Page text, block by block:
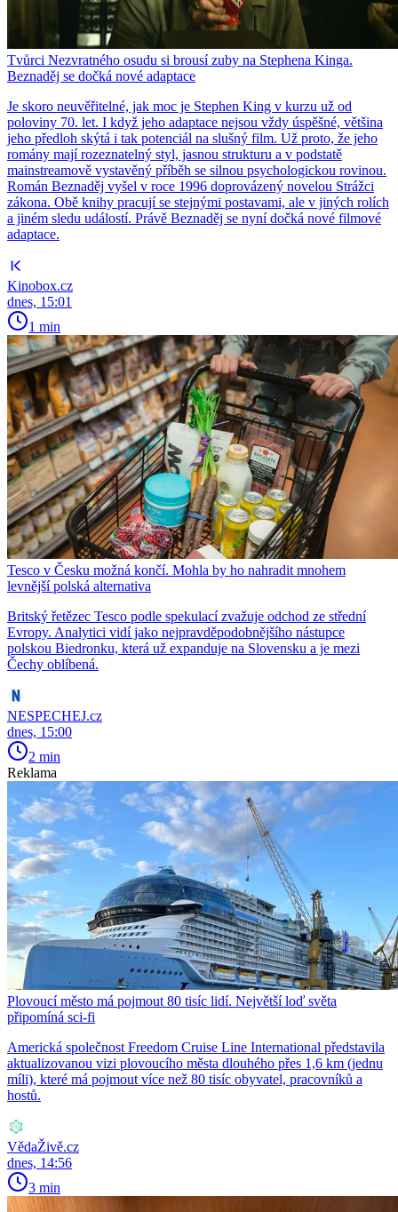
Tvůrci Nezvratného osudu si brousí zuby na Stephena Kinga.
Beznaděj se dočká nové adaptace
Je skoro neuvěřitelné, jak moc je Stephen King v kurzu už od
poloviny 70. let. I když jeho adaptace nejsou vždy úspěšné, většina
jeho předloh skýtá i tak potenciál na slušný film. Už proto, že jeho
romány mají rozeznatelný styl, jasnou strukturu a v podstatě
mainstreamově vystavěný příběh se silnou psychologickou rovinou.
Román Beznaděj vyšel v roce 1996 doprovázený novelou Strážci
zákona. Obě knihy pracují se stejnými postavami, ale v jiných rolích
a jiném sledu událostí. Právě Beznaděj se nyní dočká nové filmové
adaptace.
Kinobox.cz
dnes, 15:01
1 min
Tesco v Česku možná končí. Mohla by ho nahradit mnohem
levnější polská alternativa
Britský řetězec Tesco podle spekulací zvažuje odchod ze střední
Evropy. Analytici vidí jako nejpravděpodobnějšího nástupce
polskou Biedronku, která už expanduje na Slovensku a je mezi
Čechy oblíbená.
NESPECHEJ.cz
dnes, 15:00
2 min
Reklama
Plovoucí město má pojmout 80 tisíc lidí. Největší loď světa
připomíná sci-fi
Americká společnost Freedom Cruise Line International představila
aktualizovanou vizi plovoucího města dlouhého přes 1,6 km (jednu
míli), které má pojmout více než 80 tisíc obyvatel, pracovníků a
hostů.
VědaŽivě.cz
dnes, 14:56
3 min